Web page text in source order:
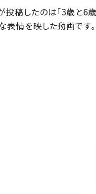
投稿したのは「3歳と6
表情を映した動画です